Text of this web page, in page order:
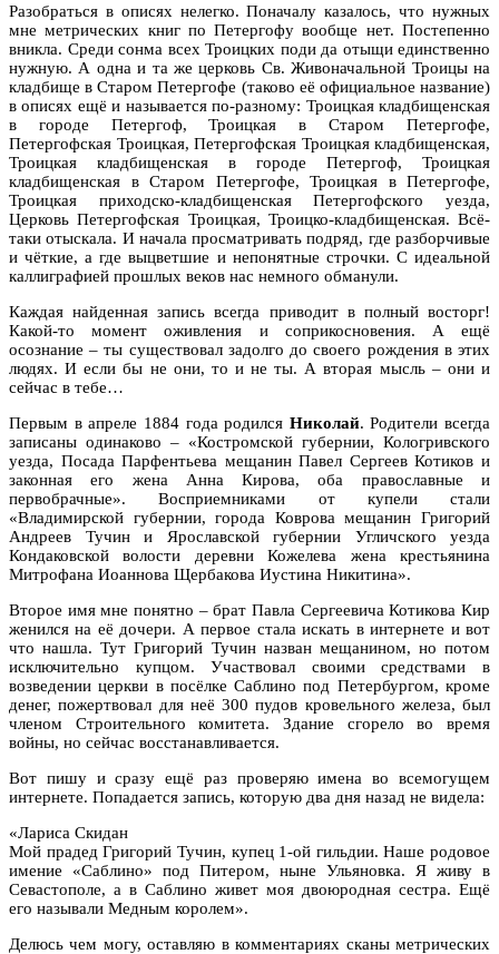
Разобраться в описях нелегко. Поначалу казалось, что нужных
мне метрических книг по Петергофу вообще нет. Постепенно
вникла. Среди сонма всех Троицких поди да отыщи единственно
нужную. А одна и та же церковь Св. Живоначальной Троицы на
кладбище в Старом Петергофе (таково её официальное название)
в описях ещё и называется по-разному: Троицкая кладбищенская
в городе Петергоф, Троицкая в Старом Петергофе,
Петергофская Троицкая, Петергофская Троицкая кладбищенская,
Троицкая кладбищенская в городе Петергоф, Троицкая
кладбищенская в Старом Петергофе, Троицкая в Петергофе,
Троицкая приходско-кладбищенская Петергофского уезда,
Церковь Петергофская Троицкая, Троицко-кладбищенская. Всё-
таки отыскала. И начала просматривать подряд, где разборчивые
и чёткие, а где выцветшие и непонятные строчки. С идеальной
каллиграфией прошлых веков нас немного обманули.
Каждая найденная запись всегда приводит в полный восторг!
Какой-то момент оживления и соприкосновения. А ещё
осознание – ты существовал задолго до своего рождения в этих
людях. И если бы не они, то и не ты. А вторая мысль – они и
сейчас в тебе…
Первым в апреле 1884 года родился Николай. Родители всегда
записаны одинаково – «Костромской губернии, Кологривского
уезда, Посада Парфентьева мещанин Павел Сергеев Котиков и
законная его жена Анна Кирова, оба православные и
первобрачные». Восприемниками от купели стали
«Владимирской губернии, города Коврова мещанин Григорий
Андреев Тучин и Ярославской губернии Угличского уезда
Кондаковской волости деревни Кожелева жена крестьянина
Митрофана Иоаннова Щербакова Иустина Никитина».
Второе имя мне понятно – брат Павла Сергеевича Котикова Кир
женился на её дочери. А первое стала искать в интернете и вот
что нашла. Тут Григорий Тучин назван мещанином, но потом
исключительно купцом. Участвовал своими средствами в
возведении церкви в посёлке Саблино под Петербургом, кроме
денег, пожертвовал для неё 300 пудов кровельного железа, был
членом Строительного комитета. Здание сгорело во время
войны, но сейчас восстанавливается.
Вот пишу и сразу ещё раз проверяю имена во всемогущем
интернете. Попадается запись, которую два дня назад не видела:
«Лариса Скидан
Мой прадед Григорий Тучин, купец 1-ой гильдии. Наше родовое
имение «Саблино» под Питером, ныне Ульяновка. Я живу в
Севастополе, а в Саблино живет моя двоюродная сестра. Ещё
его называли Медным королем».
Делюсь чем могу, оставляю в комментариях сканы метрических